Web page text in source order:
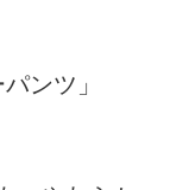
ンツ」